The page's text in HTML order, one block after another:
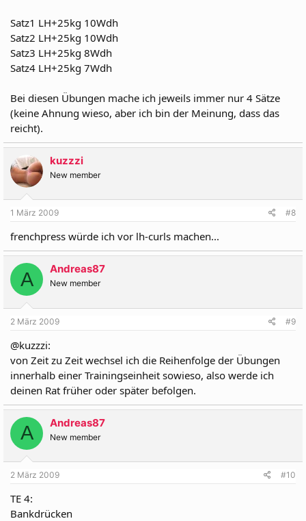
Satz1 LH+25kg 10Wdh
Satz2 LH+25kg 10Wdh
Satz3 LH+25kg 8Wdh
Satz4 LH+25kg 7Wdh
Bei diesen Übungen mache ich jeweils immer nur 4 Sätze
(keine Ahnung wieso, aber ich bin der Meinung, dass das
reicht).
kuzzzi
New member
1 März 2009 #8
frenchpress würde ich vor lh-curls machen...
A Andreas87
New member
2 März 2009 #9
@kuzzzi:
von Zeit zu Zeit wechsel ich die Reihenfolge der Übungen
innerhalb einer Trainingseinheit sowieso, also werde ich
deinen Rat früher oder später befolgen.
A Andreas87
New member
2 März 2009 #10
TE 4:
Bankdrücken